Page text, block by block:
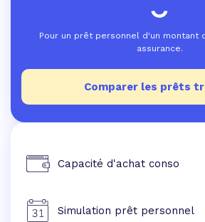
Pour un prêt personnel d'un montant
assurance.
Comparer les prêts
Capacité d'achat conso
Simulation prêt personnel